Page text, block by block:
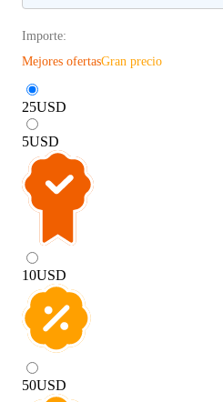
Importe:
Mejores ofertasGran precio
25USD
5USD
10USD
50USD